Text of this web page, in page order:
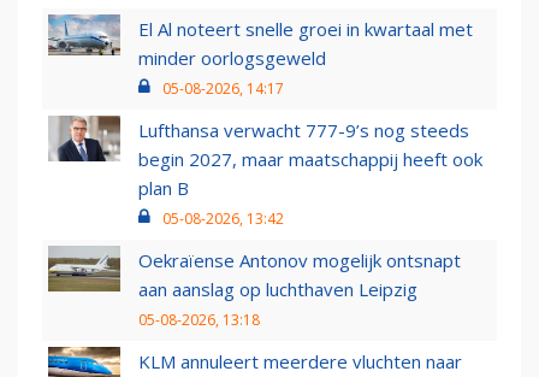
El Al noteert snelle groei in kwartaal met
minder oorlogsgeweld
05-08-2026, 14:17
Lufthansa verwacht 777-9’s nog steeds
begin 2027, maar maatschappij heeft ook
plan B
05-08-2026, 13:42
Oekraïense Antonov mogelijk ontsnapt
aan aanslag op luchthaven Leipzig
05-08-2026, 13:18
KLM annuleert meerdere vluchten naar